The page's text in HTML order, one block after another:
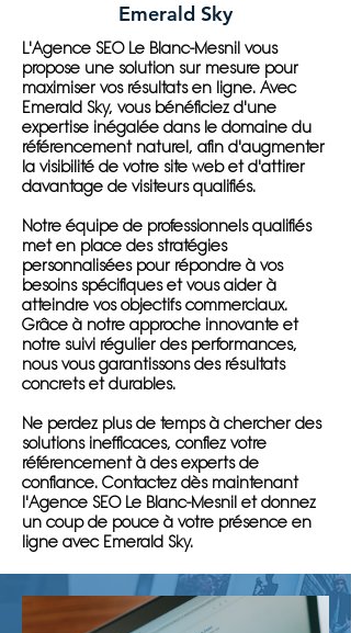
Emerald Sky
L'Agence SEO Le Blanc-Mesnil vous
propose une solution sur mesure pour
maximiser vos résultats en ligne. Avec
Emerald Sky, vous bénéficiez d'une
expertise inégalée dans le domaine du
référencement naturel, afin d'augmenter
la visibilité de votre site web et d'attirer
davantage de visiteurs qualifiés.
Notre équipe de professionnels qualifiés
met en place des stratégies
personnalisées pour répondre à vos
besoins spécifiques et vous aider à
atteindre vos objectifs commerciaux.
Grâce à notre approche innovante et
notre suivi régulier des performances,
nous vous garantissons des résultats
concrets et durables.
Ne perdez plus de temps à chercher des
solutions inefficaces, confiez votre
référencement à des experts de
confiance. Contactez dès maintenant
l'Agence SEO Le Blanc-Mesnil et donnez
un coup de pouce à votre présence en
ligne avec Emerald Sky.